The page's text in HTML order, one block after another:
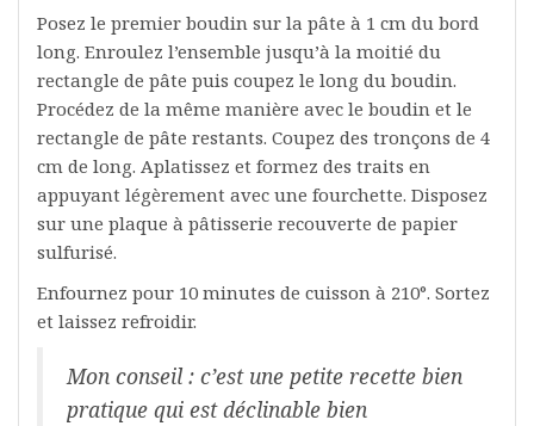
Posez le premier boudin sur la pâte à 1 cm du bord
long. Enroulez l’ensemble jusqu’à la moitié du
rectangle de pâte puis coupez le long du boudin.
Procédez de la même manière avec le boudin et le
rectangle de pâte restants. Coupez des tronçons de 4
cm de long. Aplatissez et formez des traits en
appuyant légèrement avec une fourchette. Disposez
sur une plaque à pâtisserie recouverte de papier
sulfurisé.
Enfournez pour 10 minutes de cuisson à 210°. Sortez
et laissez refroidir.
Mon conseil : c’est une petite recette bien
pratique qui est déclinable bien